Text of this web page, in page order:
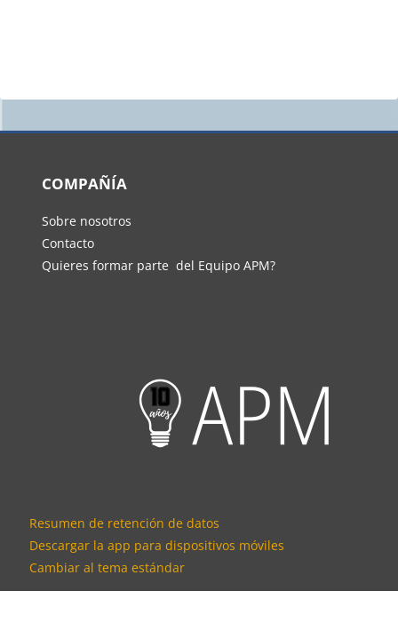
COMPAÑÍA
Sobre nosotros
Contacto
Quieres formar parte del Equipo APM?
Resumen de retención de datos
Descargar la app para dispositivos móviles
Cambiar al tema estándar